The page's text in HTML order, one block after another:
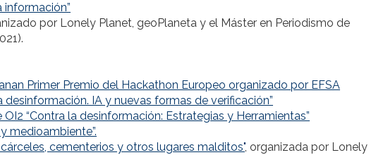
información”
por Lonely Planet, geoPlaneta y el Máster en Periodismo de
Primer Premio del Hackathon Europeo organizado por EFSA
desinformación. IA y nuevas formas de verificación”
OI2 “Contra la desinformación: Estrategias y Herramientas”
medioambiente”.
cementerios y otros lugares malditos", organizada por Lonely